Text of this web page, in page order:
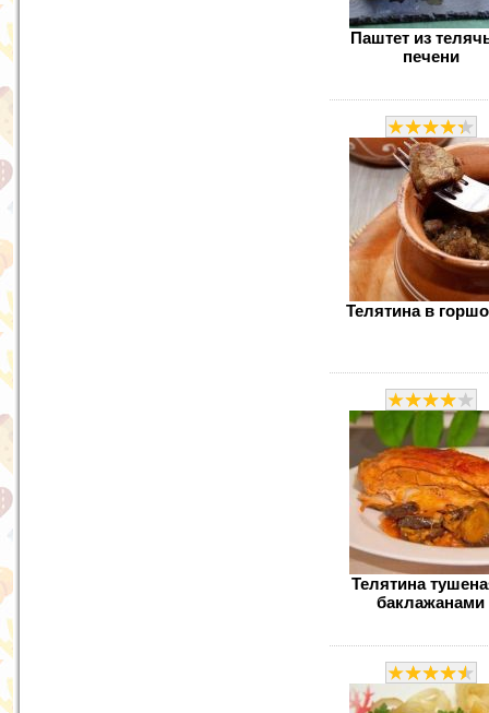
Паштет из
печени
Телятина в
Телятина
баклажанами